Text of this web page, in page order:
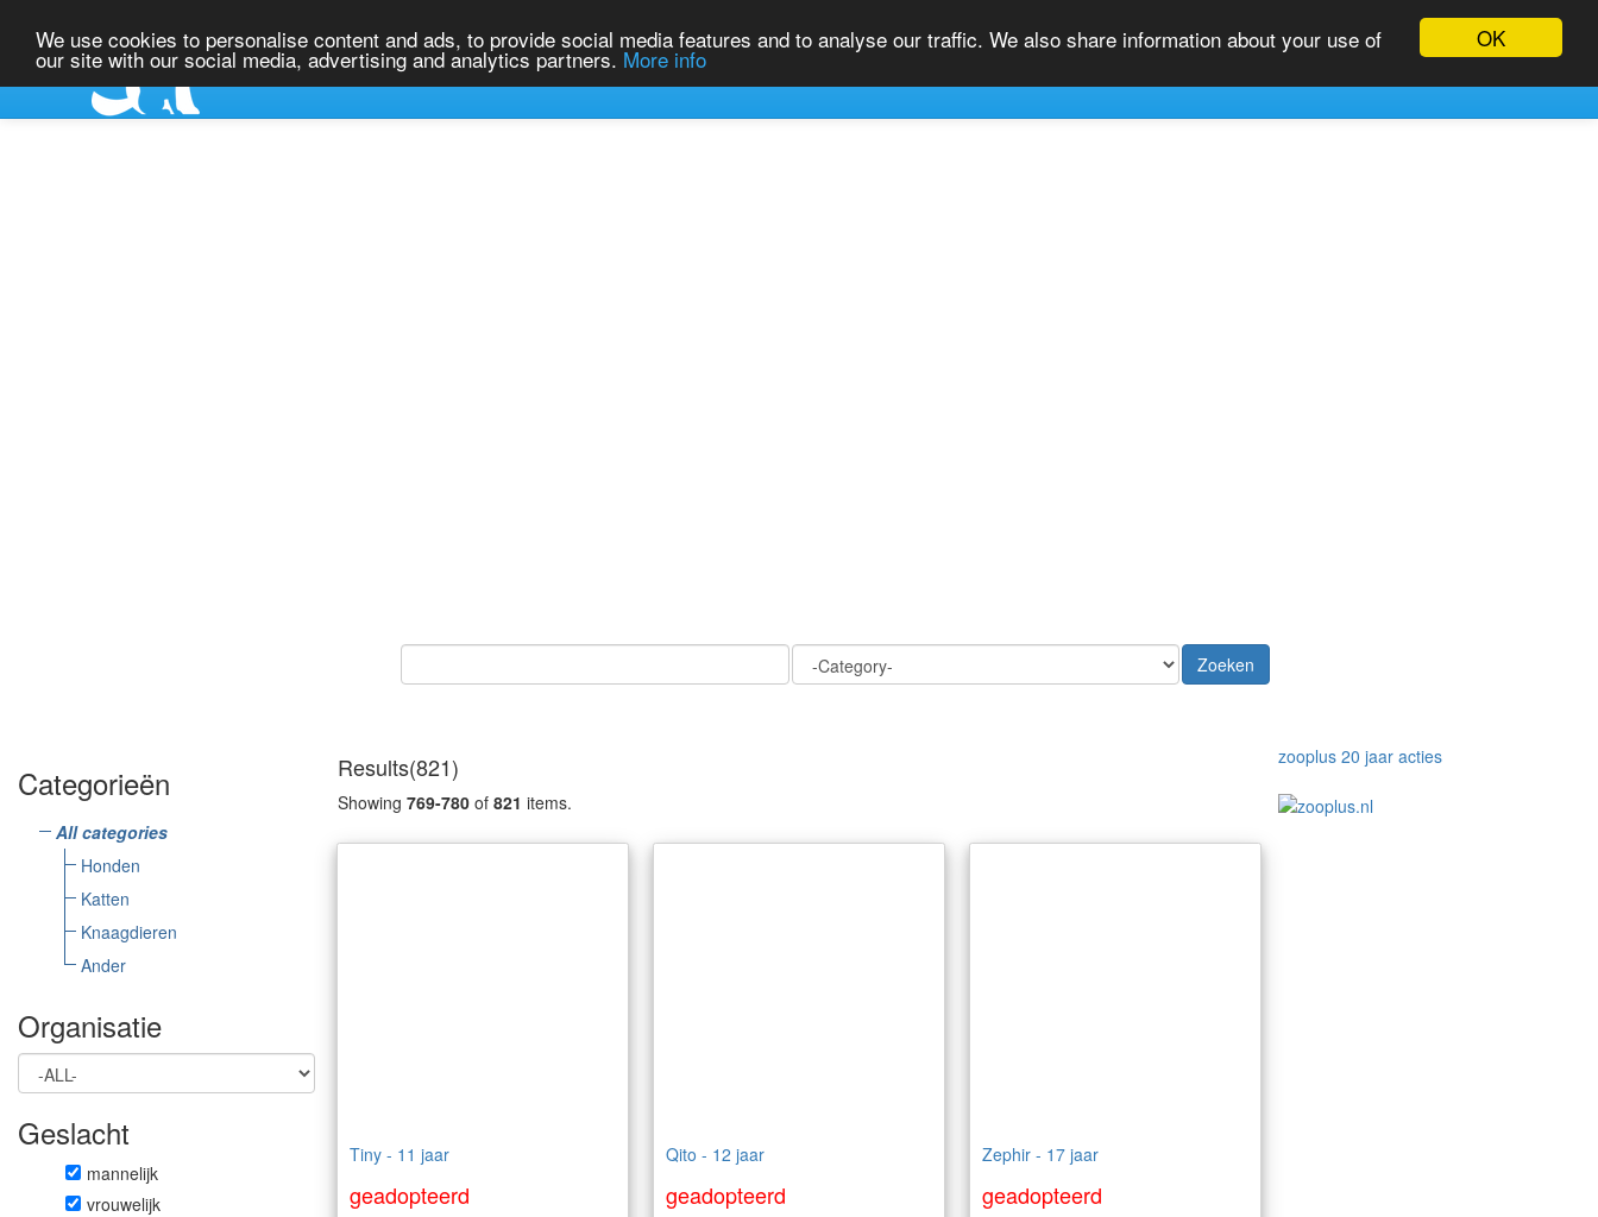
OK
We use cookies to personalise content and ads, to provide social media features and to analyse our traffic. We also share information about your use of
our site with our social media, advertising and analytics partners. More info
Pet Rescue Home Contact Registreren Aanmelden Plaats Advertentie
Zoeken
Categorieën
All categories
Honden
Katten
Knaagdieren
Ander
Organisatie
Geslacht
mannelijk
vrouwelijk
Results(821)
Showing 769-780of 821 items.
Tiny - 11 jaar
geadopteerd
Qito - 12 jaar
geadopteerd
Zephir - 17 jaar
geadopteerd
zooplus 20 jaar acties